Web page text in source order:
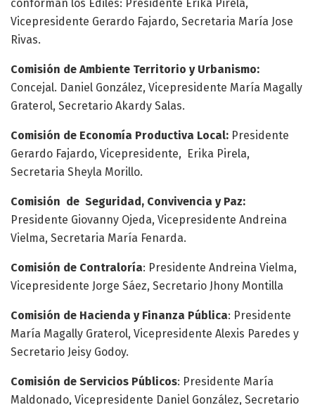
conforman los Ediles: Presidente Erika Pirela,
Vicepresidente Gerardo Fajardo, Secretaria María Jose
Rivas.
Comisión de Ambiente Territorio y Urbanismo:
Concejal. Daniel González, Vicepresidente María Magally
Graterol, Secretario Akardy Salas.
Comisión de Economía Productiva Local: Presidente
Gerardo Fajardo, Vicepresidente, Erika Pirela,
Secretaria Sheyla Morillo.
Comisión de Seguridad, Convivencia y Paz:
Presidente Giovanny Ojeda, Vicepresidente Andreina
Vielma, Secretaria María Fenarda.
Comisión de Contraloría: Presidente Andreina Vielma,
Vicepresidente Jorge Sáez, Secretario Jhony Montilla
Comisión de Hacienda y Finanza Pública: Presidente
María Magally Graterol, Vicepresidente Alexis Paredes y
Secretario Jeisy Godoy.
Comisión de Servicios Públicos: Presidente María
Maldonado, Vicepresidente Daniel González, Secretario